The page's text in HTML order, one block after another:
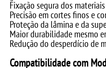
Fixação segura dos
Precisão em cortes finos e
Proteção da lâmina e da
Maior durabilidade mesmo
Redução do desperdício de
Compatibilidade com